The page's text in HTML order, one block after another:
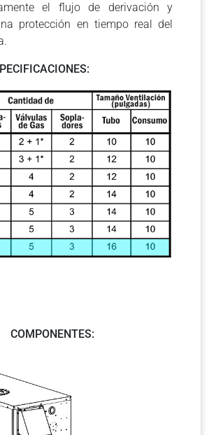
el flujo de derivación y
protección en tiempo real del
COMPONENTES: